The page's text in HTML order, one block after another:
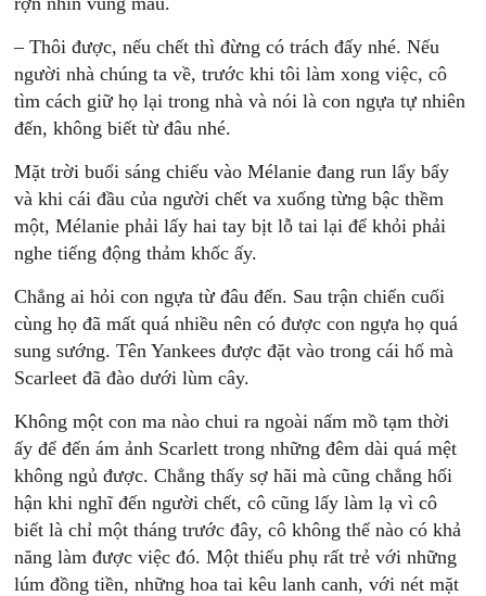
– Thôi được, nếu chết thì đừng có trách đấy nhé. Nếu
người nhà chúng ta về, trước khi tôi làm xong việc, cô
tìm cách giữ họ lại trong nhà và nói là con ngựa tự nhiên
đến, không biết từ đâu nhé.
Mặt trời buổi sáng chiếu vào Mélanie đang run lẩy bẩy
và khi cái đầu của người chết va xuống từng bậc thềm
một, Mélanie phải lấy hai tay bịt lỗ tai lại để khỏi phải
nghe tiếng động thảm khốc ấy.
Chẳng ai hỏi con ngựa từ đâu đến. Sau trận chiến cuối
cùng họ đã mất quá nhiều nên có được con ngựa họ quá
sung sướng. Tên Yankees được đặt vào trong cái hố mà
Scarleet đã đào dưới lùm cây.
Không một con ma nào chui ra ngoài nấm mồ tạm thời
ấy để đến ám ảnh Scarlett trong những đêm dài quá mệt
không ngủ được. Chẳng thấy sợ hãi mà cũng chẳng hối
hận khi nghĩ đến người chết, cô cũng lấy làm lạ vì cô
biết là chỉ một tháng trước đây, cô không thể nào có khả
năng làm được việc đó. Một thiếu phụ rất trẻ với những
lúm đồng tiền, những hoa tai kêu lanh canh, với nét mặt